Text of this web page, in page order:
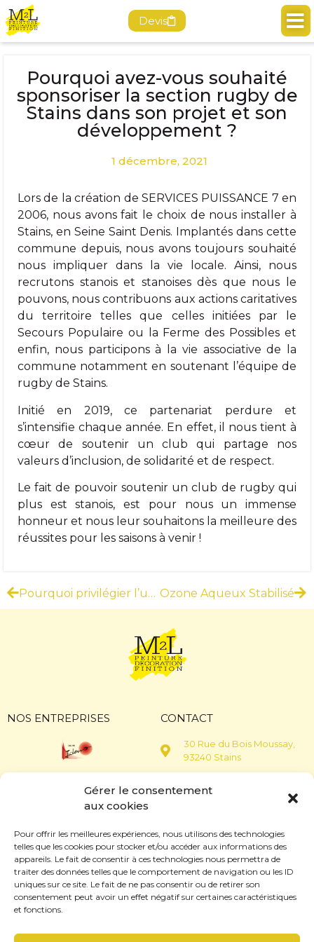
Gérer le consentement
aux cookies
Pour offrir les meilleures expériences, nous utilisons des technologies
telles que les cookies pour stocker et/ou accéder aux informations des
appareils. Le fait de consentir à ces technologies nous permettra de
traiter des données telles que le comportement de navigation ou les ID
uniques sur ce site. Le fait de ne pas consentir ou de retirer son
consentement peut avoir un effet négatif sur certaines caractéristiques
et fonctions.
Devis
Pourquoi avez-vous souhaité
sponsoriser la section rugby de
Stains dans son projet et son
développement ?
1 décembre, 2021
Lors de la création de SERVICES PUISSANCE 7 en
2006, nous avons fait le choix de nous installer à
Stains, en Seine Saint Denis. Implantés dans cette
commune depuis, nous avons toujours souhaité
nous impliquer dans la vie locale. Ainsi, nous
recrutons stanois et stanoises dès que nous le
pouvons, nous contribuons aux actions caritatives
du territoire telles que celles initiées par le
Secours Populaire ou la Ferme des Possibles et
enfin, nous participons à la vie associative de la
commune notamment en soutenant l’équipe de
rugby de Stains.
Initié en 2019, ce partenariat perdure et
s’intensifie chaque année. En effet, il nous tient à
cœur de soutenir un club qui partage nos
valeurs d’inclusion, de solidarité et de respect.
Le fait de pouvoir soutenir un club de rugby qui
plus est stanois, est pour nous un immense
honneur et nous leur souhaitons la meilleure des
réussites pour les saisons à venir !
Pourquoi privilégier l’utilisation de produits écologiques pour l’entretien de vos locaux ? Ozone Aqueux Stabilisé
NOS ENTREPRISES
FRACEJEA
CONTACT
30 Rue du Bois Moussay,
93240 Stains
01 48 31 88 24
Lundi au Vendredi de 9h à
17h